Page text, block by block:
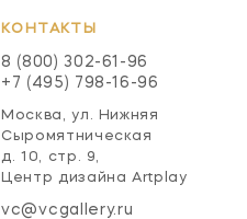
КОНТАКТЫ
8 (800) 302-61-96
+7 (495) 798-16-96
Москва, ул. Нижняя
Сыромятническая
д. 10, стр. 9,
Центр дизайна Artplay
vc@vcgallery.ru